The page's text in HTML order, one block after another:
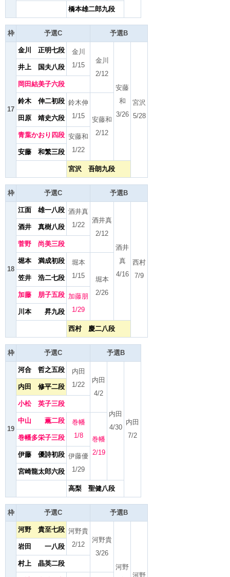
橋本雄二郎九段
枠 予選C 予選B
17
金川 正明七段
金川
1/15
金川
2/12
安藤
和
3/26
宮沢
5/28
井上 国夫八段
岡田結美子六段
鈴木 伸二初段 鈴木伸
1/15
安藤和
2/12
田原 靖史六段
青葉かおり四段 安藤和
1/22
安藤 和繁三段
宮沢 吾朗九段
枠 予選C 予選B
18
江面 雄一八段 酒井真
1/22
酒井真
2/12
酒井
真
4/16
西村
7/9
酒井 真樹八段
菅野 尚美三段
堀本 満成初段
堀本
1/15
堀本
2/26
笠井 浩二七段
加藤 朋子五段 加藤朋
1/29
川本 昇九段
西村 慶二八段
枠 予選C 予選B
19
河合 哲之五段
内田
1/22
内田
4/2
内田
4/30
内田
7/2
内田 修平二段
小松 英子三段
中山 薫二段
巻幡
1/8
巻幡
2/19
巻幡多栄子三段
伊藤 優詩初段 伊藤優
1/29
宮崎龍太郎六段
高梨 聖健八段
枠 予選C 予選B
河野 貴至七段 河野貴
2/12
河野貴
3/26
河野
河野
岩田 一八段
村上 晶英二段